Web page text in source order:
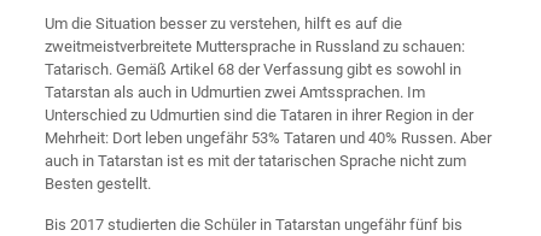
Um die Situation besser zu verstehen, hilft es auf die
zweitmeistverbreitete Muttersprache in Russland zu schauen:
Tatarisch. Gemäß Artikel 68 der Verfassung gibt es sowohl in
Tatarstan als auch in Udmurtien zwei Amtssprachen. Im
Unterschied zu Udmurtien sind die Tataren in ihrer Region in der
Mehrheit: Dort leben ungefähr 53% Tataren und 40% Russen. Aber
auch in Tatarstan ist es mit der tatarischen Sprache nicht zum
Besten gestellt.
Bis 2017 studierten die Schüler in Tatarstan ungefähr fünf bis